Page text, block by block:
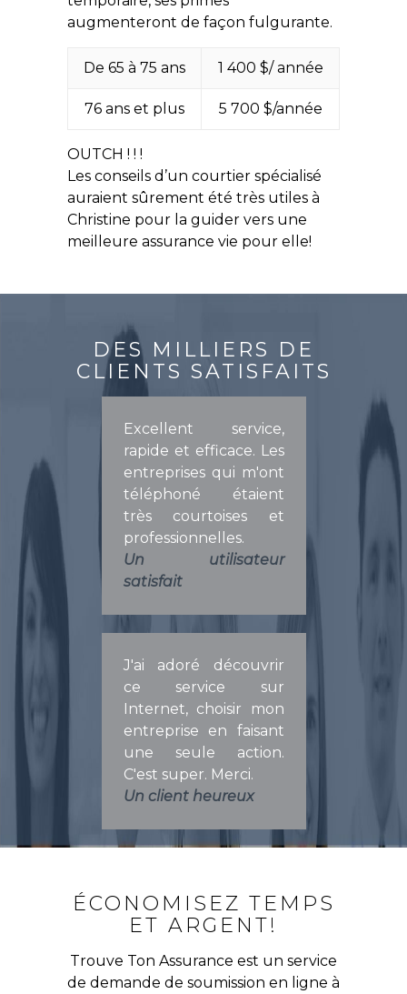
augmenteront de façon fulgurante.
De 65 à 75 ans 1 400 $/ année
76 ans et plus 5 700 $/année
OUTCH ! ! !
Les conseils d’un courtier spécialisé
auraient sûrement été très utiles à
Christine pour la guider vers une
meilleure assurance vie pour elle!
DES MILLIERS DE
CLIENTS SATISFAITS
Excellent service,
rapide et efficace. Les
entreprises qui m'ont
téléphoné étaient
très courtoises et
professionnelles.
Un utilisateur
satisfait
J'ai adoré découvrir
ce service sur
Internet, choisir mon
entreprise en faisant
une seule action.
C'est super. Merci.
Un client heureux
ÉCONOMISEZ TEMPS
ET ARGENT!
Trouve Ton Assurance est un service
de demande de soumission en ligne à